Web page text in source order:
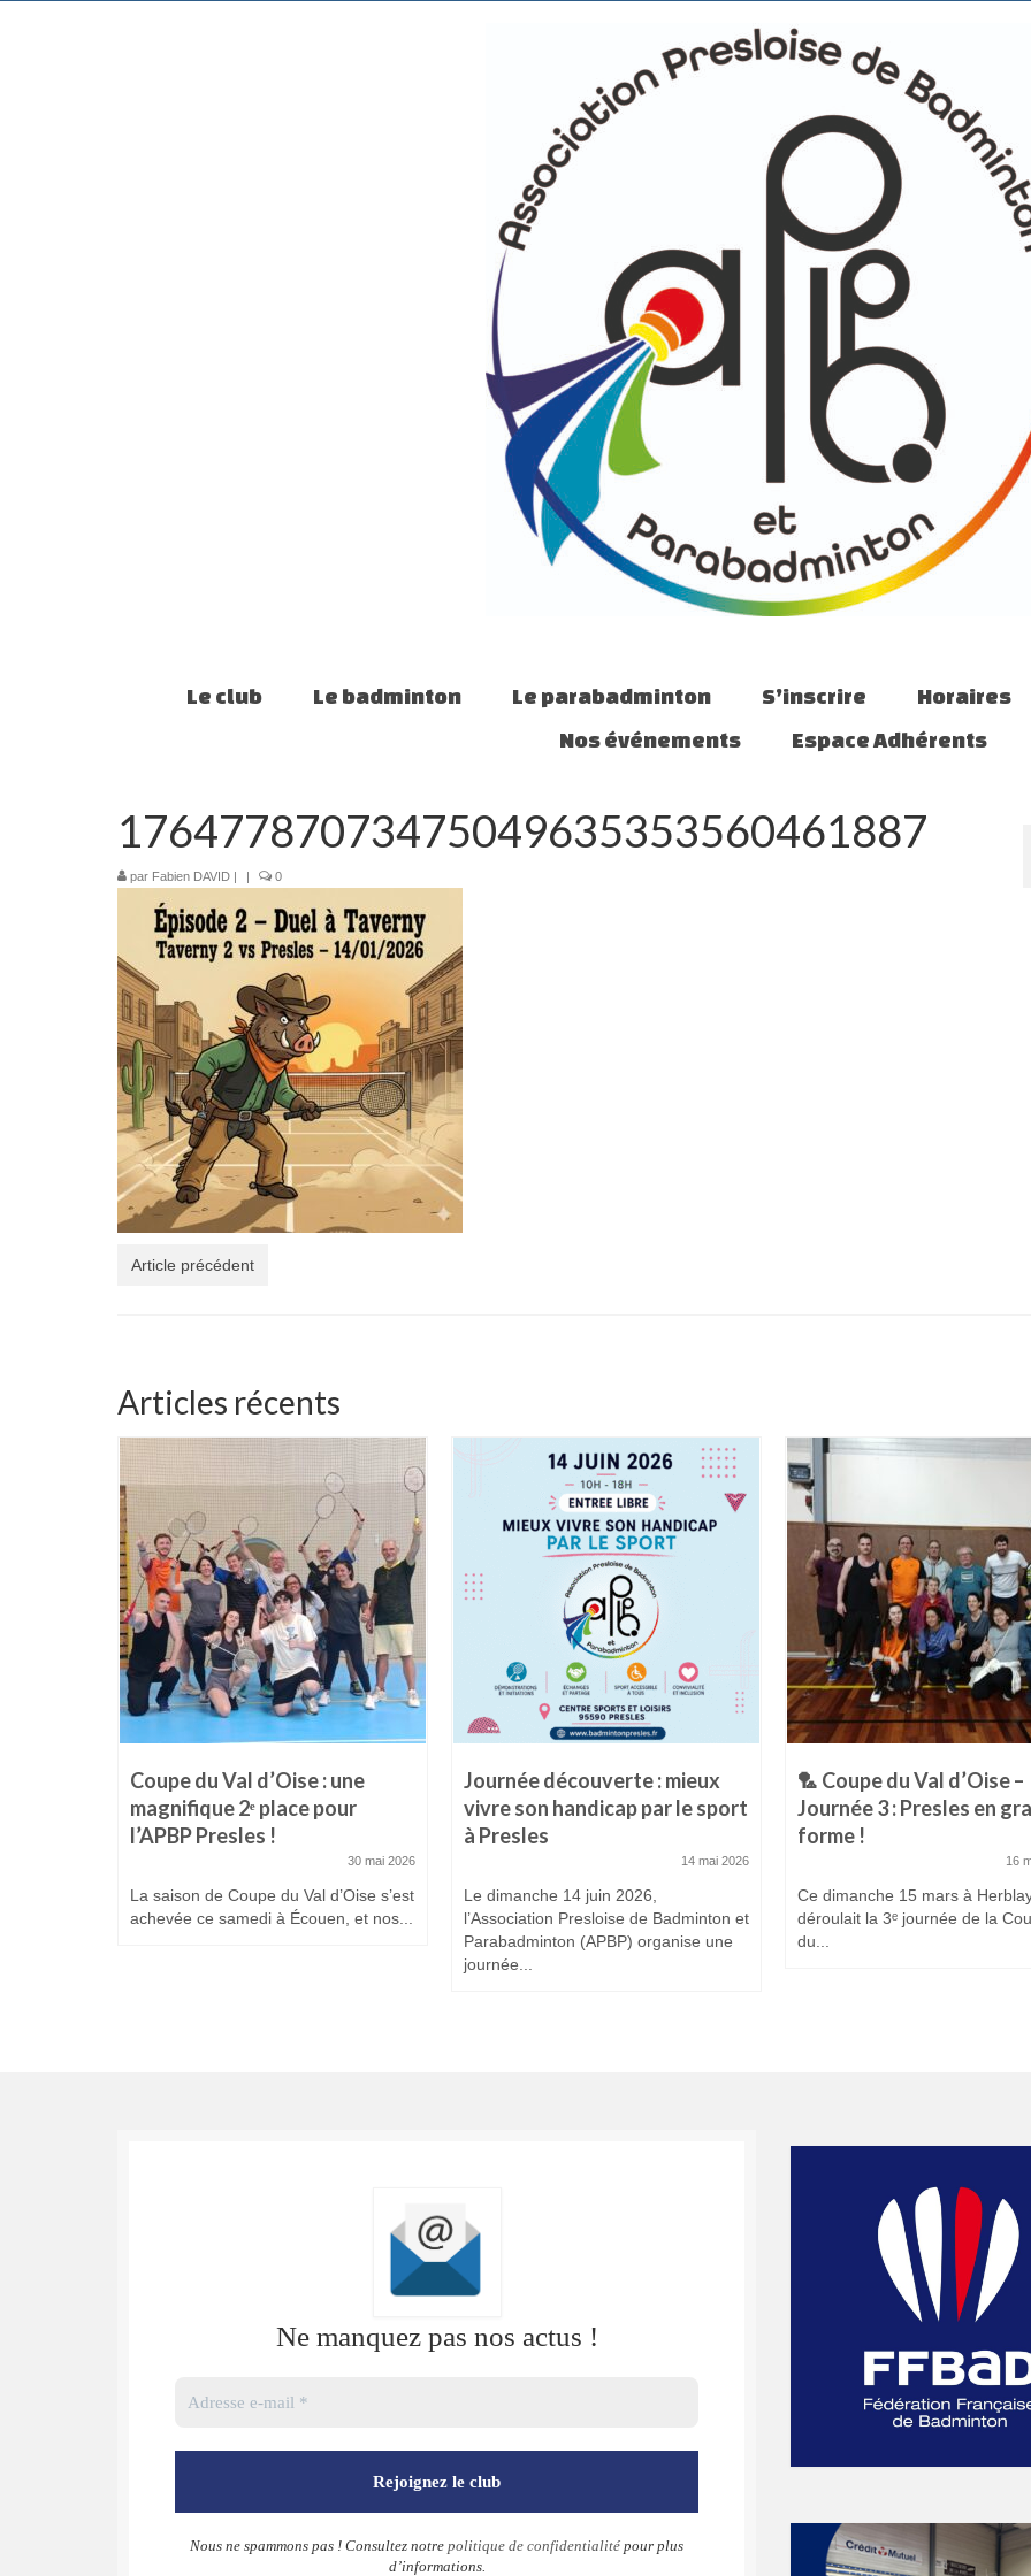
Le club Le badminton Le parabadminton S’inscrire Horaires
Nos événements
Espace Adhérents
17647787073475049635353560461887
par Fabien DAVID | | 0
Article précédent
Articles récents
Coupe du Val d’Oise : une
magnifique 2ᵉ place pour
l’APBP Presles !
30 mai 2026
La saison de Coupe du Val d’Oise s’est
achevée ce samedi à Écouen, et nos...
Journée découverte : mieux
vivre son handicap par le sport
à Presles
14 mai 2026
Le dimanche 14 juin 2026,
l’Association Presloise de Badminton et
Parabadminton (APBP) organise une
journée...
🏸 Coupe du Val d’Oise –
Journée 3 : Presles en
forme !
16
Ce dimanche 15 mars à
déroulait la 3ᵉ journée de la
du...
Ne manquez pas nos actus !
Nous ne spammons pas ! Consultez notre politique de confidentialité pour plus
d’informations.